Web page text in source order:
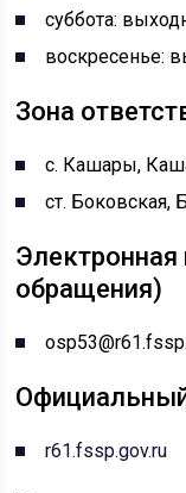
суббота:
воскресенье:
Зона
с. Кашары,
ст. Боковская,
Электронная
обращения)
r61.fssp.gov.ru